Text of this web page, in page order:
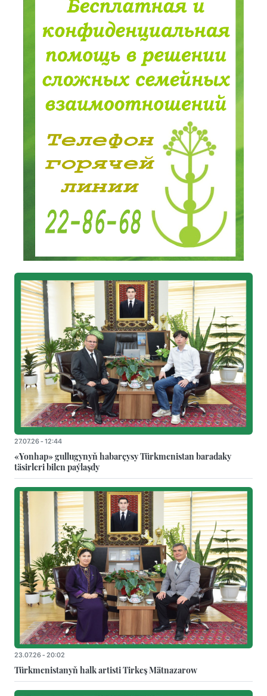
27.07.26 - 12:44
«Yonhap» gullugynyň habarçysy Türkmenistan baradaky
täsirleri bilen paýlaşdy
23.07.26 - 20:02
Türkmenistanyň halk artisti Tirkeş Mätnazarow